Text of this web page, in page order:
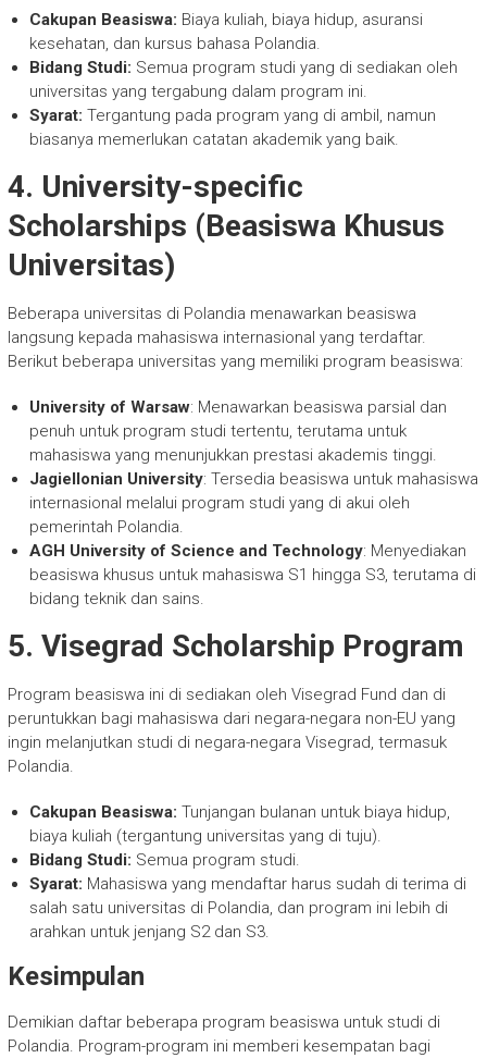
Cakupan Beasiswa: Biaya kuliah, biaya hidup, asuransi
kesehatan, dan kursus bahasa Polandia.
Bidang Studi: Semua program studi yang di sediakan oleh
universitas yang tergabung dalam program ini.
Syarat: Tergantung pada program yang di ambil, namun
biasanya memerlukan catatan akademik yang baik.
4. University-specific
Scholarships (Beasiswa Khusus
Universitas)
Beberapa universitas di Polandia menawarkan beasiswa
langsung kepada mahasiswa internasional yang terdaftar.
Berikut beberapa universitas yang memiliki program beasiswa:
University of Warsaw: Menawarkan beasiswa parsial dan
penuh untuk program studi tertentu, terutama untuk
mahasiswa yang menunjukkan prestasi akademis tinggi.
Jagiellonian University: Tersedia beasiswa untuk mahasiswa
internasional melalui program studi yang di akui oleh
pemerintah Polandia.
AGH University of Science and Technology: Menyediakan
beasiswa khusus untuk mahasiswa S1 hingga S3, terutama di
bidang teknik dan sains.
5. Visegrad Scholarship Program
Program beasiswa ini di sediakan oleh Visegrad Fund dan di
peruntukkan bagi mahasiswa dari negara-negara non-EU yang
ingin melanjutkan studi di negara-negara Visegrad, termasuk
Polandia.
Cakupan Beasiswa: Tunjangan bulanan untuk biaya hidup,
biaya kuliah (tergantung universitas yang di tuju).
Bidang Studi: Semua program studi.
Syarat: Mahasiswa yang mendaftar harus sudah di terima di
salah satu universitas di Polandia, dan program ini lebih di
arahkan untuk jenjang S2 dan S3.
Kesimpulan
Demikian daftar beberapa program beasiswa untuk studi di
Polandia. Program-program ini memberi kesempatan bagi